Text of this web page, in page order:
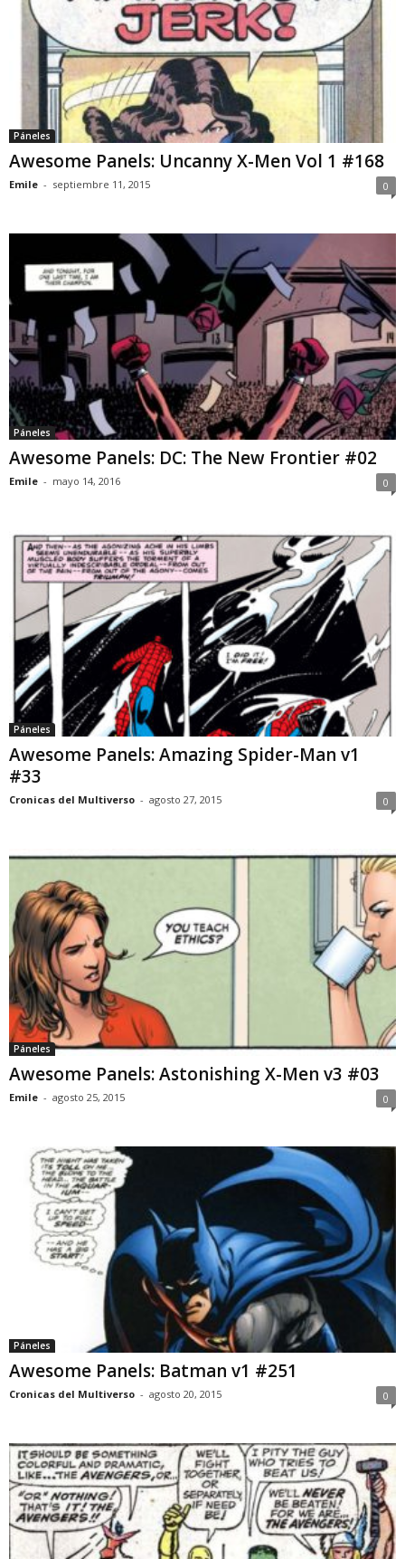
Páneles
Awesome Panels: Uncanny X-Men Vol 1 #168
Emile - septiembre 11, 2015 0
Páneles
Awesome Panels: DC: The New Frontier #02
Emile - mayo 14, 2016 0
Páneles
Awesome Panels: Amazing Spider-Man v1
#33
Cronicas del Multiverso - agosto 27, 2015 0
Páneles
Awesome Panels: Astonishing X-Men v3 #03
Emile - agosto 25, 2015 0
Páneles
Awesome Panels: Batman v1 #251
Cronicas del Multiverso - agosto 20, 2015 0